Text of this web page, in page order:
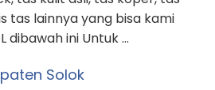
tas lainnya yang bisa kami
dibawah ini Untuk …
Solok